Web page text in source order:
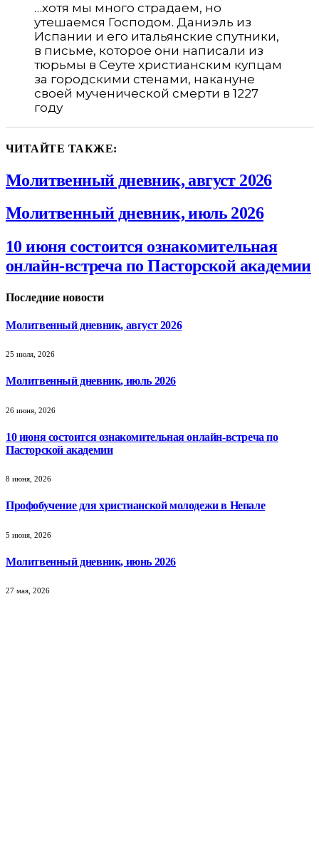
…хотя мы много страдаем, но
утешаемся Господом. Даниэль из
Испании и его итальянские спутники,
в письме, которое они написали из
тюрьмы в Сеуте христианским купцам
за городскими стенами, накануне
своей мученической смерти в 1227
году
ЧИТАЙТЕ ТАКЖЕ:
Молитвенный дневник, август 2026
Молитвенный дневник, июль 2026
10 июня состоится ознакомительная
онлайн-встреча по Пасторской академии
Последние новости
Молитвенный дневник, август 2026
25 июля, 2026
Молитвенный дневник, июль 2026
26 июня, 2026
10 июня состоится ознакомительная онлайн-встреча по
Пасторской академии
8 июня, 2026
Профобучение для христианской молодежи в Непале
5 июня, 2026
Молитвенный дневник, июнь 2026
27 мая, 2026